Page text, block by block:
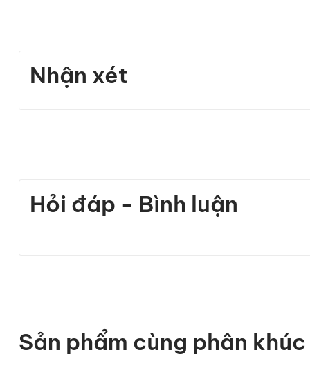
Nhận xét
Hỏi đáp - Bình luận
Sản phẩm cùng phân khúc